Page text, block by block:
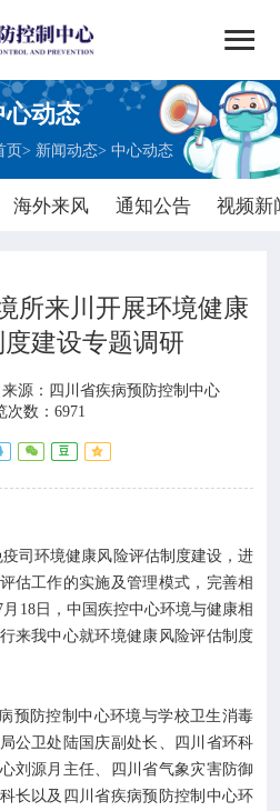

心动态
页> 新闻动态>中心动态
海外来风 通知公告 视频新






所来川开展环境健康
建设专题调研
来源： 四川省疾病预防控制中心
次数：6971
司环境健康风险评估制度建设，进
估工作的实施及管理模式，完善相
18日，中国疾控中心环境与健康相
来我中心就环境健康风险评估制度
防控制中心环境与学校卫生消毒
公卫处陆国庆副处长、四川省环科
刘源月主任、四川省气象灾害防御
长以及四川省疾病预防控制中心环